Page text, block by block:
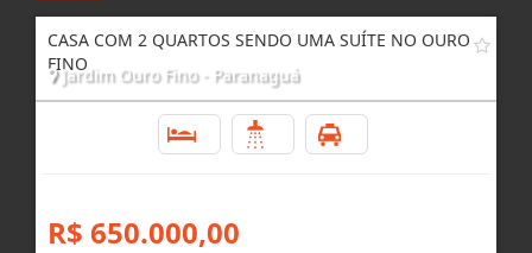
CASA COM 2 QUARTOS SENDO UMA SUÍTE NO OURO
FINO
Jardim Ouro Fino - Paranaguá
R$ 650.000,00